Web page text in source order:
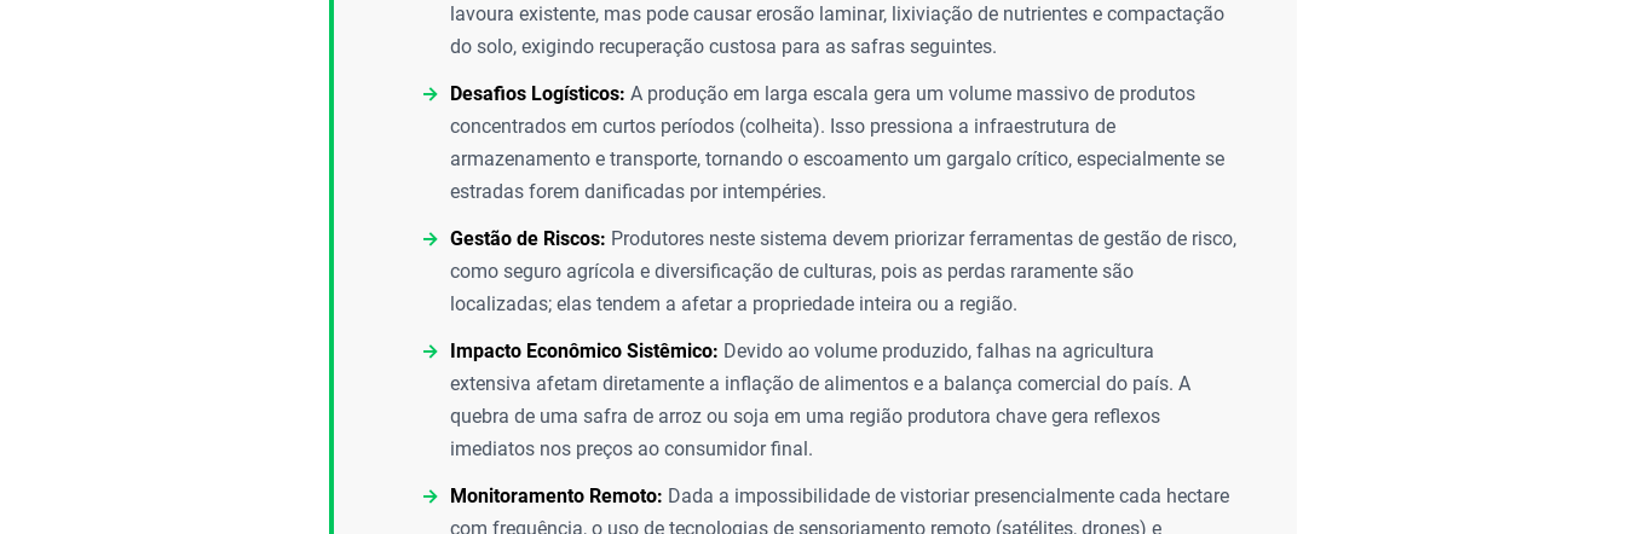
lavoura existente, mas pode causar erosão laminar, lixiviação de nutrientes e compactação
do solo, exigindo recuperação custosa para as safras seguintes.
Desafios Logísticos: A produção em larga escala gera um volume massivo de produtos
concentrados em curtos períodos (colheita). Isso pressiona a infraestrutura de
armazenamento e transporte, tornando o escoamento um gargalo crítico, especialmente se
estradas forem danificadas por intempéries.
Gestão de Riscos: Produtores neste sistema devem priorizar ferramentas de gestão de risco,
como seguro agrícola e diversificação de culturas, pois as perdas raramente são
localizadas; elas tendem a afetar a propriedade inteira ou a região.
Impacto Econômico Sistêmico: Devido ao volume produzido, falhas na agricultura
extensiva afetam diretamente a inflação de alimentos e a balança comercial do país. A
quebra de uma safra de arroz ou soja em uma região produtora chave gera reflexos
imediatos nos preços ao consumidor final.
Monitoramento Remoto: Dada a impossibilidade de vistoriar presencialmente cada hectare
com frequência, o uso de tecnologias de sensoriamento remoto (satélites, drones) e